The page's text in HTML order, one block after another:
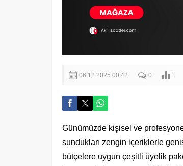
06.12.2025 00:42 0 1
Günümüzde kişisel ve
sundukları zengin içeriklerle
bütçelere uygun çeşitli üyelik